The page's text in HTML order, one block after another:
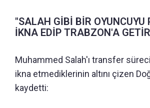
"SALAH GİBİ BİR OYUNCUYU
İKNA EDİP TRABZON'A
Muhammed Salah'ı transfer
ikna etmediklerinin altını çizen
kaydetti: